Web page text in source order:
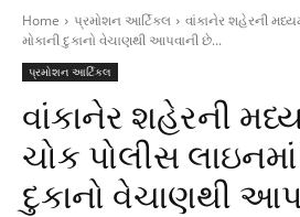
Home પ્રમોશન આર્ટિકલ
વાંકાનેર શહેરની
મોકાની દુકાનો વેચાણથી આપવાની છે...
પ્રમોશન આર્ટિકલ
વાંકાનેર શહેરની
ચોક પોલીસ લાઇનમાં
દુકાનો વેચાણથી